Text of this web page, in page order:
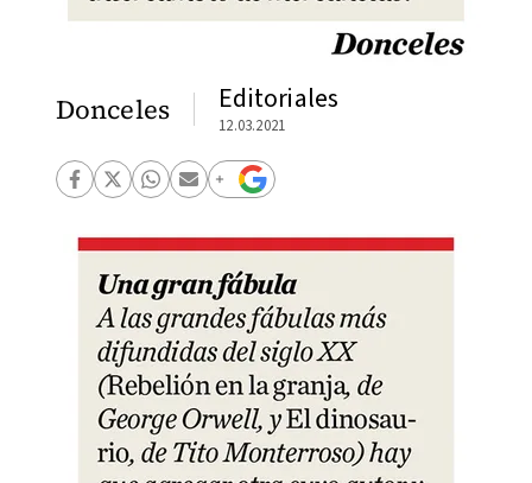
Donceles Editoriales
12.03.2021